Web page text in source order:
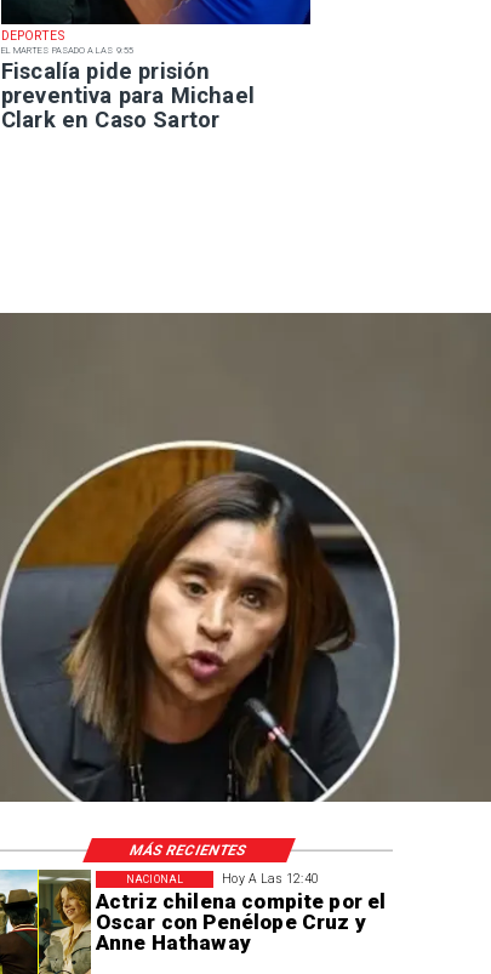
DEPORTES
EL MARTES PASADO A LAS 9:55
Fiscalía pide prisión
preventiva para Michael
Clark en Caso Sartor
Hoy A Las 12:40
Actriz chilena compite por el
Oscar con Penélope Cruz y
Anne Hathaway
NACIONAL
MÁS RECIENTES